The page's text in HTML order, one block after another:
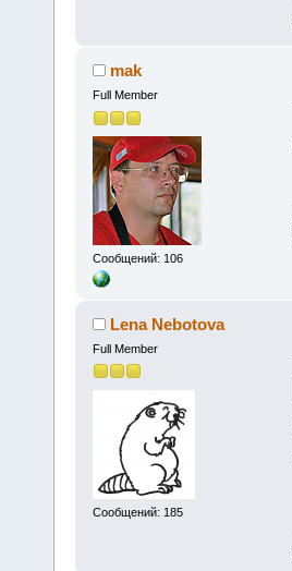
mak
Full Member
Сообщений: 106
Lena Nebotova
Full Member
Сообщений: 185